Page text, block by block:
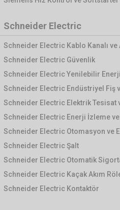
Schneider Electric
Schneider Electric Kablo Kanalı ve
Schneider Electric Güvenlik
Schneider Electric Yenilebilir Enerji
Schneider Electric Endüstriyel Fiş
Schneider Electric Elektrik Tesisat
Schneider Electric Enerji İzleme
Schneider Electric Otomasyon ve
Schneider Electric Şalt
Schneider Electric Otomatik
Schneider Electric Kaçak Akım
Schneider Electric Kontaktör